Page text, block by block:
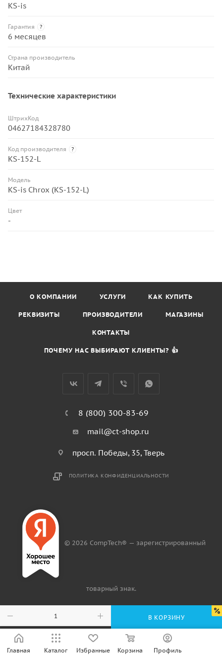
В КОРЗИНУ
KS-is
Гарантия ?
6 месяцев
Страна производитель
Китай
Технические характеристики
ШтрихКод
04627184328780
Код производителя ?
KS-152-L
Модель
KS-is Chrox (KS-152-L)
Цвет
-
О КОМПАНИИ УСЛУГИ КАК КУПИТЬ
РЕКВИЗИТЫ ПРОИЗВОДИТЕЛИ МАГАЗИНЫ
КОНТАКТЫ
ПОЧЕМУ НАС ВЫБИРАЮТ КЛИЕНТЫ? 👍
8 (800) 300-83-69
mail@ct-shop.ru
просп. Победы, 35, Тверь
ПОЛИТИКА КОНФИДЕНЦИАЛЬНОСТИ
© 2026 CompTech® — зарегистрированный
товарный знак.
Главная Каталог Избранные Корзина Профиль